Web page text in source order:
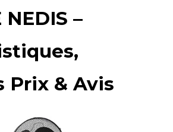
NEDIS –
Prix & Avis